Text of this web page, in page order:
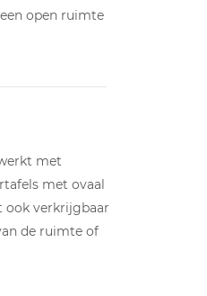
open ruimte
met
met ovaal
ook verkrijgbaar
de ruimte of